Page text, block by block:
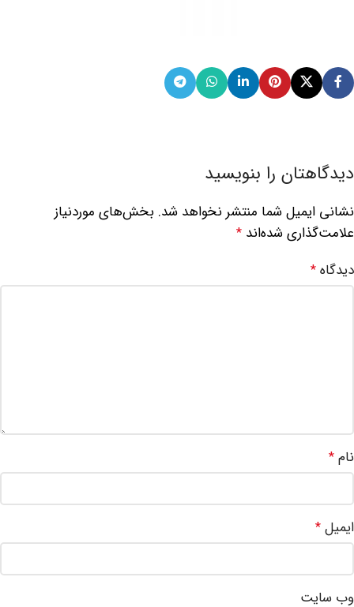
دیدگاهتان را بنویسید
نشانی ایمیل شما منتشر نخواهد شد. بخش‌های موردنیاز
علامت‌گذاری شده‌اند *
دیدگاه *
نام *
ایمیل *
وب‌ سایت